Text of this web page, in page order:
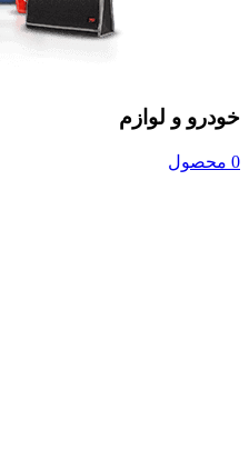
خودرو و لوازم
0 محصول